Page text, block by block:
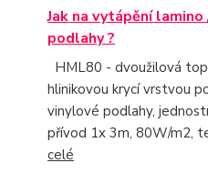
Jak na vytápění
podlahy ?
HML80 - dvoužilová
hlinikovou krycí vrstvou
vinylové podlahy,
přívod 1x 3m, 80W/m2,
celé